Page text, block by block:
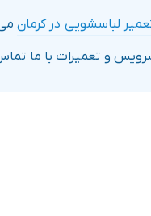
لباسشویی در کرمان
و تعمیرات با ما